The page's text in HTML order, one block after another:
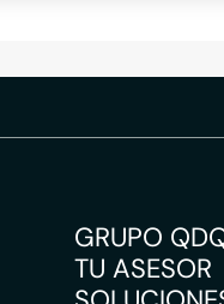
GRUPO
TU ASESOR